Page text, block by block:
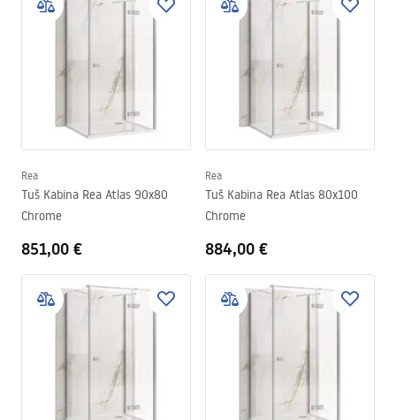
Rea
Tuš Kabina Rea Atlas 90x80
Chrome
851,00 €
Rea
Tuš Kabina Rea Atlas 80x100
Chrome
884,00 €